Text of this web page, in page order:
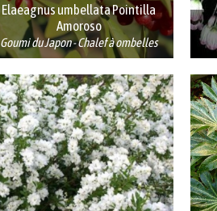
Elaeagnus umbellata Pointilla
Amoroso
Goumi du Japon - Chalef à ombelles